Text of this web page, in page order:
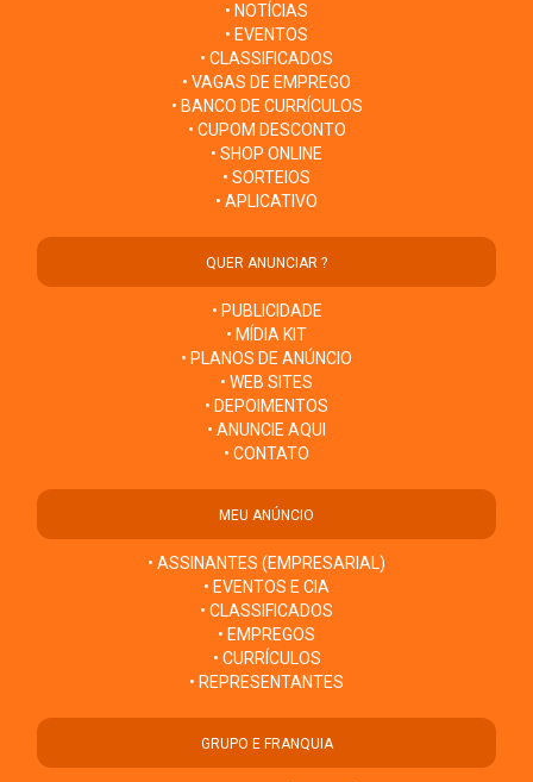
• NOTÍCIAS
• EVENTOS
• CLASSIFICADOS
• VAGAS DE EMPREGO
• BANCO DE CURRÍCULOS
• CUPOM DESCONTO
• SHOP ONLINE
• SORTEIOS
• APLICATIVO
QUER ANUNCIAR ?
• PUBLICIDADE
• MÍDIA KIT
• PLANOS DE ANÚNCIO
• WEB SITES
• DEPOIMENTOS
• ANUNCIE AQUI
• CONTATO
MEU ANÚNCIO
• ASSINANTES (EMPRESARIAL)
• EVENTOS E CIA
• CLASSIFICADOS
• EMPREGOS
• CURRÍCULOS
• REPRESENTANTES
GRUPO E FRANQUIA